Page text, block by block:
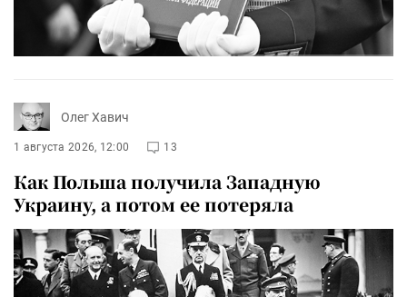
Олег Хавич
1 августа 2026, 12:00 13
Как Польша получила Западную
Украину, а потом ее потеряла